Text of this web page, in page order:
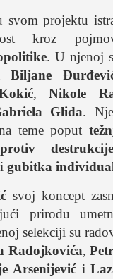
projektu
kroz
. U njenoj
Biljane
,Nikole
Glida.
teme poput
destrukcije
i gubitka
svoj koncept
prirodu
selekciji su
Radojkovića,
Arsenijević i